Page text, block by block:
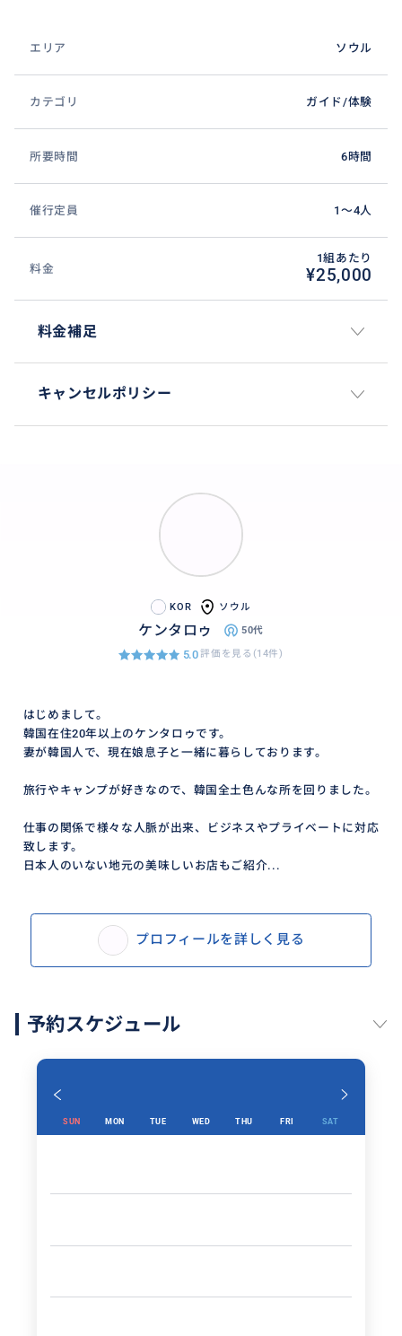
エリア ソウル
カテゴリ ガイド/体験
所要時間 6時間
催行定員 1〜4人
料金
1組あたり
¥25,000
料金補足
キャンセルポリシー
KOR ソウル
ケンタロゥ 50代
5.0評価を見る(14件)
はじめまして。
韓国在住20年以上のケンタロゥです。
妻が韓国人で、現在娘息子と一緒に暮らしております。
旅行やキャンプが好きなので、韓国全土色んな所を回りました。
仕事の関係で様々な人脈が出来、ビジネスやプライベートに対応
致します。
日本人のいない地元の美味しいお店もご紹介...
プロフィールを詳しく見る
予約スケジュール
SUN MON TUE WED THU FRI SAT